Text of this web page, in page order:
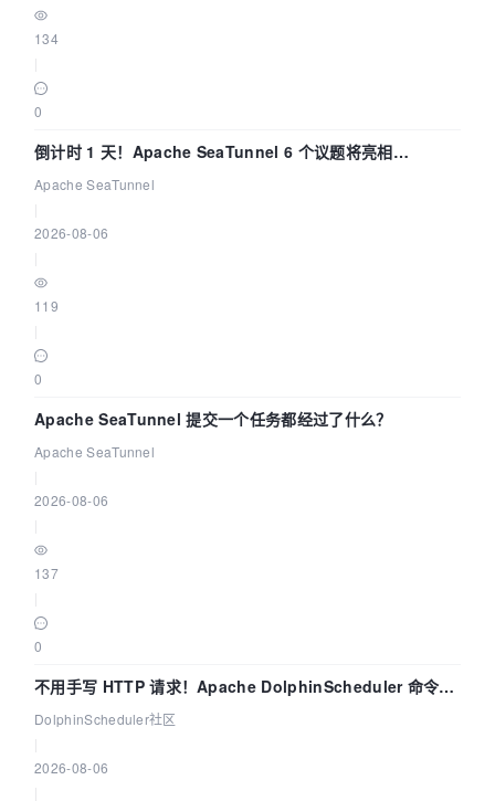
134
0
倒计时 1 天！Apache SeaTunnel 6 个议题将亮相
Community Over Code Asia 2026
Apache SeaTunnel
2026-08-06
119
0
Apache SeaTunnel 提交一个任务都经过了什么？
Apache SeaTunnel
2026-08-06
137
0
不用手写 HTTP 请求！Apache DolphinScheduler 命令行
dsctl 两分钟上手
DolphinScheduler社区
2026-08-06